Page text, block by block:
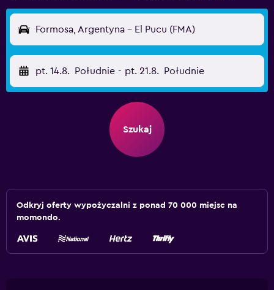
Formosa, Argentyna - El Pucu (FMA)
pt. 14.8. Południe - pt. 21.8. Południe
Szukaj
Odkryj oferty wypożyczalni z ponad 70 000 miejsc na
momondo.